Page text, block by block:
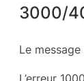
3000/
Le message